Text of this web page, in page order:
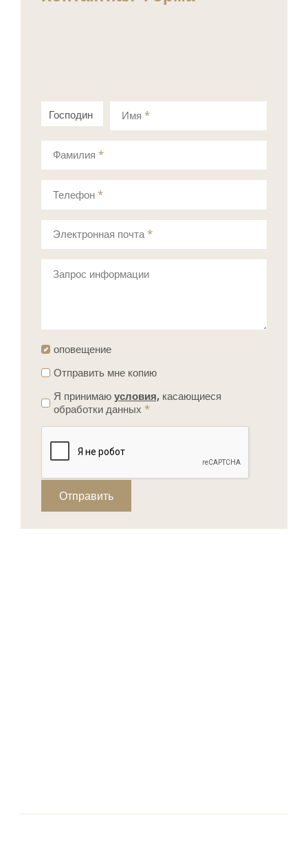
Господин Госпожа
Имя *
Телефон *
Запрос информации
Фамилия *
Электронная почта*
оповещение
Отправить мне копию
Я принимаю условия, касающиеся
обработки данных *
Отправить